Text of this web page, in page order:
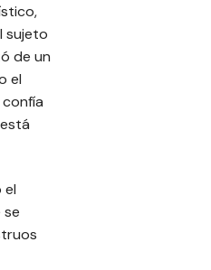
sujeto
de un
el
el